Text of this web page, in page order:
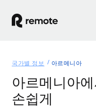
글로벌 고용
솔루션
국가별 정보 아르메니아
아르메니아
손쉽게